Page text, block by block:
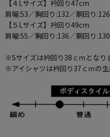
【４Lサイズ】衿回り47cm
肩幅:53／胸回り:132／胴回り
【５Lサイズ】衿回り49cm
肩幅:55／胸回り:136／胴回り
※Sサイズは衿回り38ｃｍとなり
※アイシャツは衿回り37ｃｍの生